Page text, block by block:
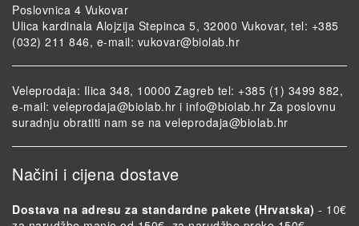
Poslovnica 4 Vukovar
Ulica kardinala Alojzija Stepinca 5, 32000 Vukovar, tel: +385
(032) 211 846, e-mail: vukovar@biolab.hr
Veleprodaja: Ilica 348, 10000 Zagreb tel: +385 (1) 3499 882,
e-mail: veleprodaja@biolab.hr i info@biolab.hr Za poslovnu
suradnju obratiti nam se na veleprodaja@biolab.hr
Načini i cijena dostave
Dostava na adresu za standardne pakete (Hrvatska) - 10€